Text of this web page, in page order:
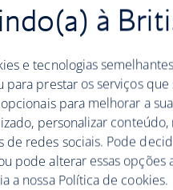
à
e tecnologias
para prestar os serviços
para melhorar a
personalizar
de redes sociais. Pode
pode alterar essas opções
a nossa Política de cookies.